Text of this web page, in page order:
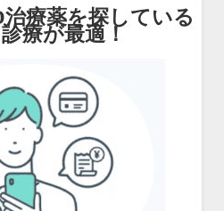
療薬を探している
療が最適！